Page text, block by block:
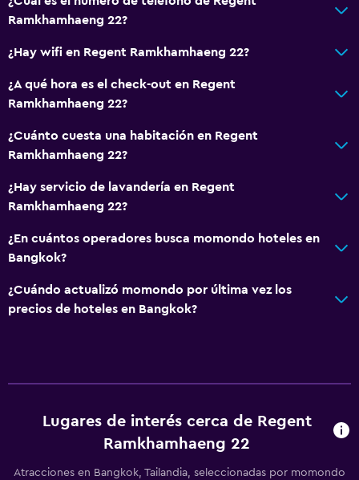
Ramkhamhaeng 22?
¿Hay wifi en Regent Ramkhamhaeng 22?
¿A qué hora es el check-out en Regent
Ramkhamhaeng 22?
¿Cuánto cuesta una habitación en Regent
Ramkhamhaeng 22?
¿Hay servicio de lavandería en Regent
Ramkhamhaeng 22?
¿En cuántos operadores busca momondo hoteles en
Bangkok?
¿Cuándo actualizó momondo por última vez los
precios de hoteles en Bangkok?
Lugares de interés cerca de Regent
Ramkhamhaeng 22
Atracciones en Bangkok, Tailandia, seleccionadas por momondo